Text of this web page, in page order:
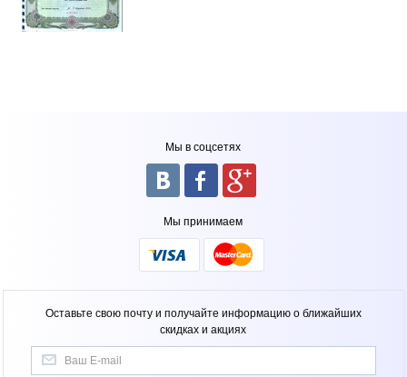
Мы в соцсетях
Мы принимаем
Оставьте свою почту и получайте информацию о ближайших
скидках и акциях